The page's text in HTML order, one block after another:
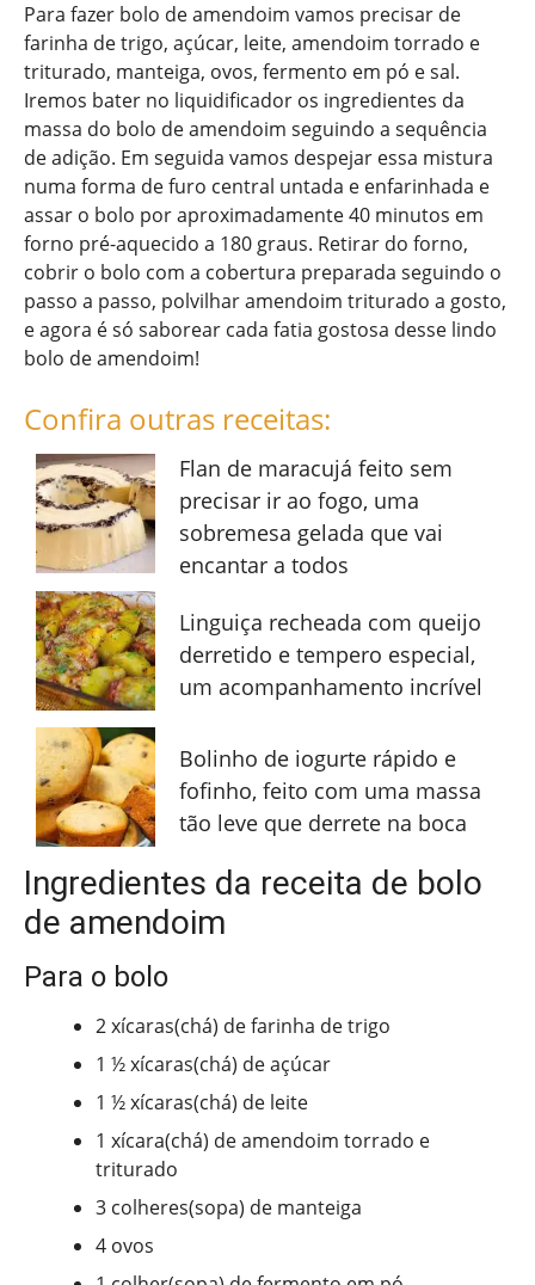
Para fazer bolo de amendoim vamos precisar de
farinha de trigo, açúcar, leite, amendoim torrado e
triturado, manteiga, ovos, fermento em pó e sal.
Iremos bater no liquidificador os ingredientes da
massa do bolo de amendoim seguindo a sequência
de adição. Em seguida vamos despejar essa mistura
numa forma de furo central untada e enfarinhada e
assar o bolo por aproximadamente 40 minutos em
forno pré-aquecido a 180 graus. Retirar do forno,
cobrir o bolo com a cobertura preparada seguindo o
passo a passo, polvilhar amendoim triturado a gosto,
e agora é só saborear cada fatia gostosa desse lindo
bolo de amendoim!
Confira outras receitas:
Flan de maracujá feito sem
precisar ir ao fogo, uma
sobremesa gelada que vai
encantar a todos
Linguiça recheada com queijo
derretido e tempero especial,
um acompanhamento incrível
Bolinho de iogurte rápido e
fofinho, feito com uma massa
tão leve que derrete na boca
Ingredientes da receita de bolo
de amendoim
Para o bolo
2 xícaras(chá) de farinha de trigo
1 ½ xícaras(chá) de açúcar
1 ½ xícaras(chá) de leite
1 xícara(chá) de amendoim torrado e
triturado
3 colheres(sopa) de manteiga
4 ovos